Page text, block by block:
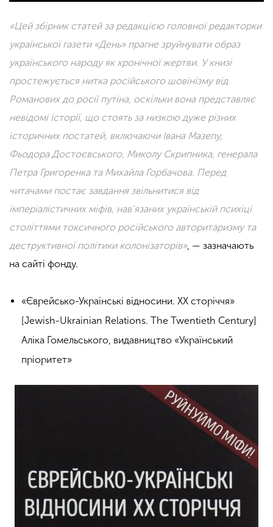
«Цей збірник статей за редакцією головної редакторки
української газети «День» прагне зруйнувати образ
українського народу як хронічної жертви. У книзі
простежується нитка російського шовінізму від
Романових до росії путіна, оскільки вона представляє
невідомі історії, що стоять за низкою дуже різних
історичних постатей, включаючи Івана Мазепу,
Фьодора Достоєвського, Миколу Скрипника, генерала
Петра Григоренка та Михайла Горбачова. Перед
читачами постає завдання звільнитися від
імперіалістичних міфів, нав’язаних українській психіці
століттями токсичного російського авторитаризму та
деструктивної політики колонізаторів», — зазначають
на сайті фонду.
«Єврейсько-Українські відносини. ХХ сторіччя»
[Jewish-Ukrainian Relations. The Twentieth Century]
Аліка Гомельського, видавництво «Український
пріоритет»